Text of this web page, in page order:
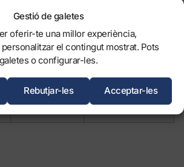
Gestió de galetes
oferir-te una millor experiència,
el contingut mostrat. Pots
o configurar-les.
Acceptar-les
Rebutjar-les
1986
CN Atlètic-
Barceloneta
1997
CN Atlètic-
Barceloneta